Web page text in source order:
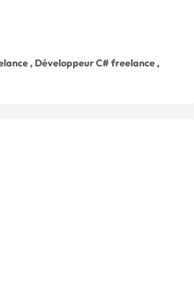
, Développeur C# freelance ,